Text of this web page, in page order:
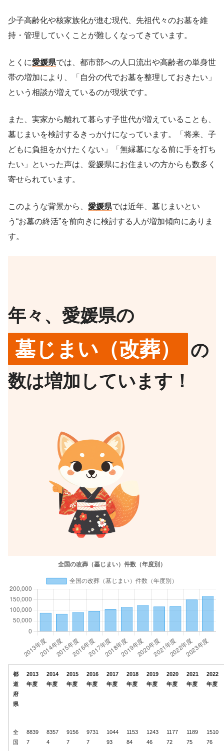
少子高齢化や核家族化が進む現代、先祖代々のお墓を維
持・管理していくことが難しくなってきています。
とくに愛媛県では、都市部への人口流出や高齢者の単身世
帯の増加により、「自分の代でお墓を整理しておきたい」
という相談が増えているのが現状です。
また、実家から離れて暮らす子世代が増えていることも、
墓じまいを検討するきっかけになっています。「将来、子
どもに負担をかけたくない」「無縁墓になる前に手を打ち
たい」といった声は、愛媛県にお住まいの方からも数多く
寄せられています。
このような背景から、 愛媛県では近年、墓じまいとい
う“お墓の終活”を前向きに検討する人が増加傾向にありま
す。
年々、愛媛県の
墓じまい（改葬）
の
数は増加しています！
都
道
府
県
2013
年度
2014
年度
2015
年度
2016
年度
2017
年度
2018
年度
2019
年度
2020
年度
2021
年度
2022
年度
全
国
8839
7
8357
4
9156
7
9731
7
1044
93
1153
84
1243
46
1177
72
1189
75
1510
76